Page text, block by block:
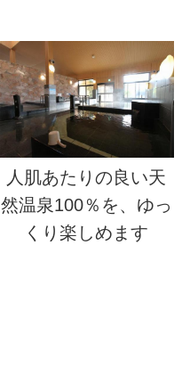
人肌あたりの良い天
然温泉100％を、ゆっ
くり楽しめます